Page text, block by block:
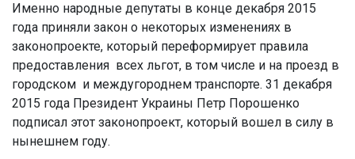
Именно народные депутаты в конце декабря 2015
года приняли закон о некоторых изменениях в
законопроекте, который переформирует правила
предоставления всех льгот, в том числе и на проезд в
городском и междугороднем транспорте. 31 декабря
2015 года Президент Украины Петр Порошенко
подписал этот законопроект, который вошел в силу в
нынешнем году.